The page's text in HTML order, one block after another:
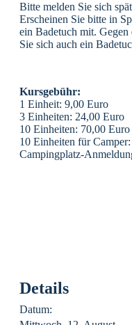
Bitte melden Sie sich
Erscheinen Sie bitte in
ein Badetuch mit.
Sie sich auch ein
Kursgebühr:
1 Einheit: 9,00 Euro
3 Einheiten: 24,00 Euro
10 Einheiten: 70,00 Euro
10 Einheiten für
Campingplatz-
Details
Datum: